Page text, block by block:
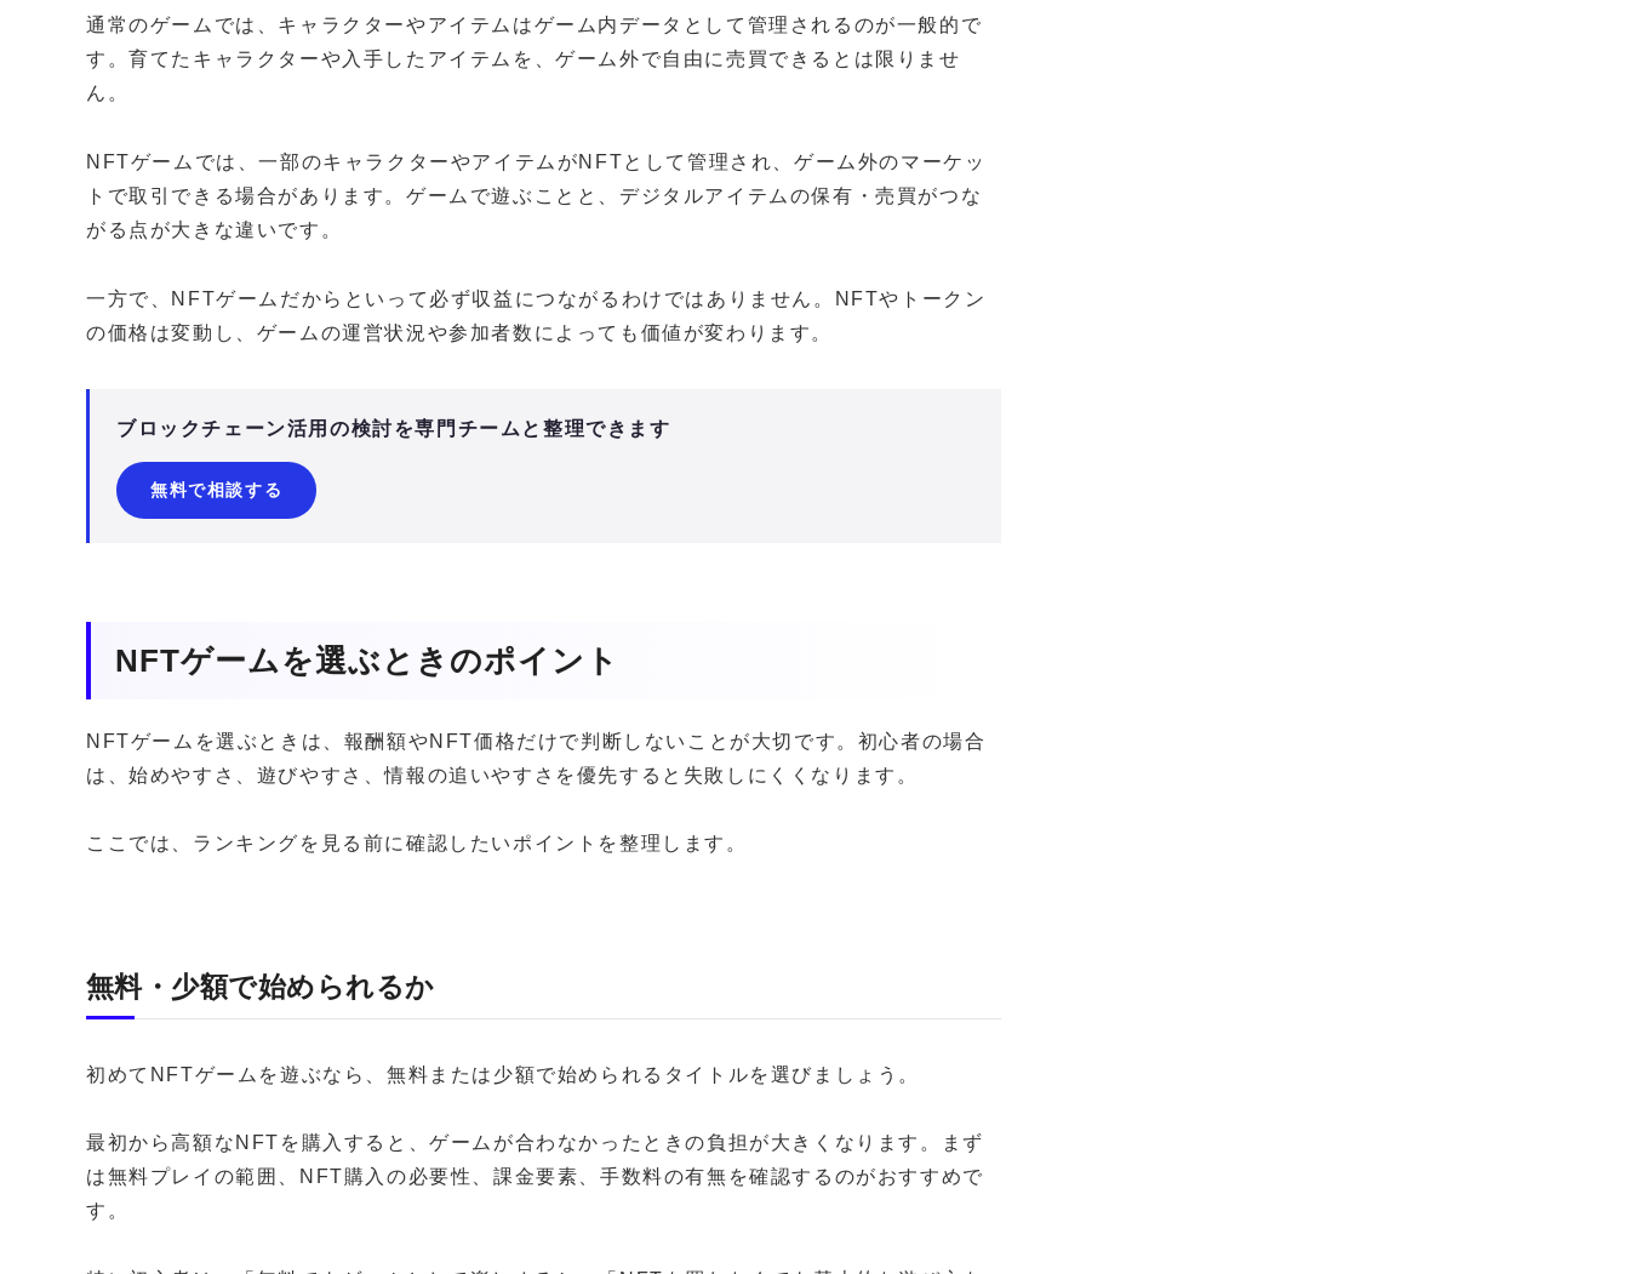
通常のゲームでは、キャラクターやアイテムはゲーム内データとして管理されるのが一般的で
す。育てたキャラクターや入手したアイテムを、ゲーム外で自由に売買できるとは限りませ
ん。
NFTゲームでは、一部のキャラクターやアイテムがNFTとして管理され、ゲーム外のマーケッ
トで取引できる場合があります。ゲームで遊ぶことと、デジタルアイテムの保有・売買がつな
がる点が大きな違いです。
一方で、NFTゲームだからといって必ず収益につながるわけではありません。NFTやトークン
の価格は変動し、ゲームの運営状況や参加者数によっても価値が変わります。
ブロックチェーン活用の検討を専門チームと整理できます
無料で相談する
NFTゲームを選ぶときのポイント
NFTゲームを選ぶときは、報酬額やNFT価格だけで判断しないことが大切です。初心者の場合
は、始めやすさ、遊びやすさ、情報の追いやすさを優先すると失敗しにくくなります。
ここでは、ランキングを見る前に確認したいポイントを整理します。
無料・少額で始められるか
初めてNFTゲームを遊ぶなら、無料または少額で始められるタイトルを選びましょう。
最初から高額なNFTを購入すると、ゲームが合わなかったときの負担が大きくなります。まず
は無料プレイの範囲、NFT購入の必要性、課金要素、手数料の有無を確認するのがおすすめで
す。